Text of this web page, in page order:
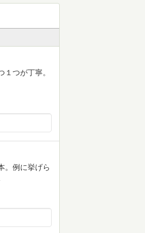
つが丁寧。
。例に挙げら